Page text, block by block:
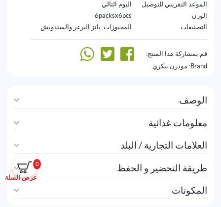
0
عرض السلة
الموعد التقريبي للتوصيل
اليوم التالي
الوزن
6packsx6pcs
التصنيفات
المخبوزات, بانز البرغر والسندويش
قم بمشاركة هذا المنتج:
Brand: مودرن بيكري
الوصف
معلومات غذائية
العلامات التجارية / البلد
طريقة التحضير و الحفظ
المكونات